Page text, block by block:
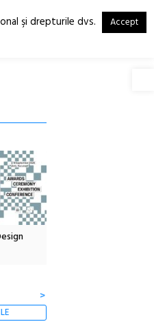
EN
>
şi drepturile dvs. Accept